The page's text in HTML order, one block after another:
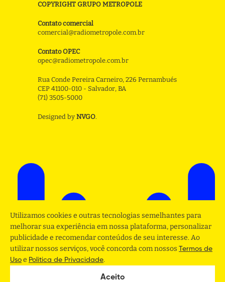
COPYRIGHT GRUPO METROPOLE
Contato comercial
comercial@radiometropole.com.br
Contato OPEC
opec@radiometropole.com.br
Rua Conde Pereira Carneiro, 226 Pernambués
CEP 41100-010 - Salvador, BA
(71) 3505-5000
Designed by NVGO.
Utilizamos cookies e outras tecnologias semelhantes para
melhorar sua experiência em nossa plataforma, personalizar
publicidade e recomendar conteúdos de seu interesse. Ao
utilizar nossos serviços, você concorda com nossos Termos de
Uso e Politica de Privacidade.
Aceito